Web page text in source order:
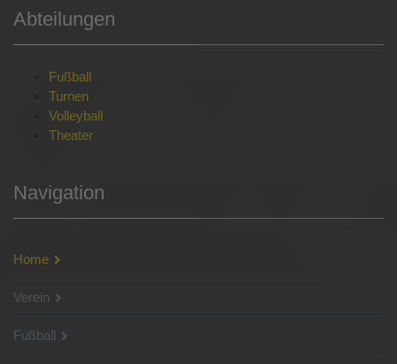
Abteilungen
Fußball
Turnen
Volleyball
Theater
Navigation
Home
Verein
Fußball